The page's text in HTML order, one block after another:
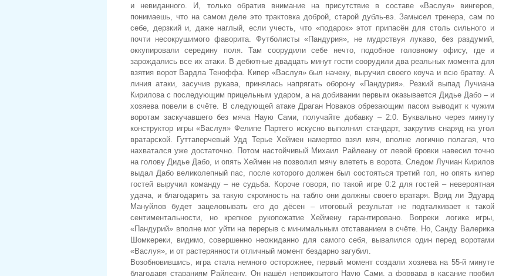
и невиданного. И, только обратив внимание на присутствие в составе «Васлуя» вингеров,
понимаешь, что на самом деле это трактовка доброй, старой дубль-вэ. Замысел тренера, сам по
себе, дерзкий и, даже наглый, если учесть, что «подарок» этот припасён для столь сильного и
почти несокрушимого фаворита. Футболисты «Пандурия», не мудрствуя лукаво, без раздумий,
оккупировали середину поля. Там соорудили себе нечто, подобное головному офису, где и
зарождались все их атаки. В дебютные двадцать минут гости соорудили два реальных момента для
взятия ворот Вардла Теноффа. Кипер «Васлуя» был начеку, выручил своего коуча и всю братву. А
линия атаки, засучив рукава, принялась напрягать оборону «Пандурия». Резкий выпад Лучиана
Кирилова с последующим прицельным ударом, а на добивании первым оказывается Дидье Дабо – и
хозяева повели в счёте. В следующей атаке Драган Новаков обрезающим пасом выводит к чужим
воротам заскучавшего без мяча Наую Сами, получайте добавку – 2:0. Буквально через минуту
конструктор игры «Васлуя» Фелипе Партего искусно выполнил стандарт, закрутив снаряд на угол
вратарской. Гуттаперчевый Удд Терье Хеймен намертво взял мяч, вполне логично полагая, что
нахватался уже достаточно. Потом настойчивый Михаил Райлеану от левой бровки навесил точно
на голову Дидье Дабо, и опять Хеймен не позволил мячу влететь в ворота. Следом Лучиан Кирилов
выдал Дабо великолепный пас, после которого должен был состояться третий гол, но опять кипер
гостей выручил команду – не судьба. Короче говоря, по такой игре 0:2 для гостей – невероятная
удача, и благодарить за такую скромность на табло они должны своего вратаря. Вряд ли Эдуард
Мануйлов будет зацеловывать его до дёсен – итоговый результат не подталкивает к такой
сентиментальности, но крепкое рукопожатие Хеймену гарантировано. Вопреки логике игры,
«Пандурий» вполне мог уйти на перерыв с минимальным отставанием в счёте. Но, Санду Валерика
Шомкереки, видимо, совершенно неожиданно для самого себя, вывалился один перед воротами
«Васлуя», и от растерянности отличный момент бездарно загубил.
Возобновившись, игра стала немного осторожнее, первый момент создали хозяева на 55-й минуте
благодаря стараниям Райлеану. Он нашёл неприкрытого Наую Сами, а форвард в касание пробил